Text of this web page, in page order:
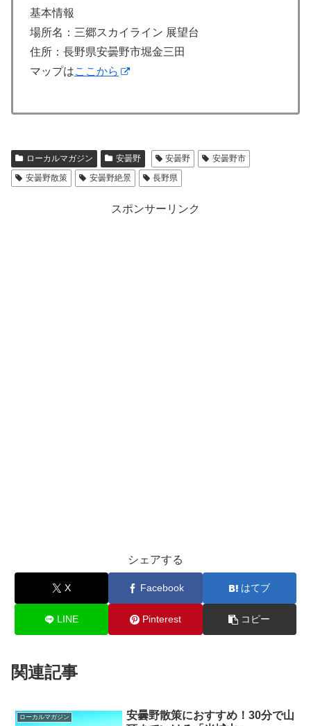
基本情報
場所名：三郷スカイライン 展望台
住所：長野県安曇野市堀金三田
マップはここから
ローカルマガジン 安曇野 安曇野
安曇野市
安曇野散策
安曇野絶景 長野県
スポンサーリンク
シェアする
X Facebook はてブ
LINE Pinterest コピー
関連記事
ローカルマガジン
安曇野散策におすすめ！30分で山